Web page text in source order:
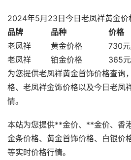
2024年5月23日今日老凤祥黄金价
品牌
品种 价格
老凤祥
黄金价格 730
老凤祥
铂金价格 365
为您提供老凤祥黄金首饰价格查询
格、老凤祥金饰价格以及今日老凤
情。
本站为您提供**金价、**金价、香
金条价格、黄金首饰价格、白银价
等实时价格行情。